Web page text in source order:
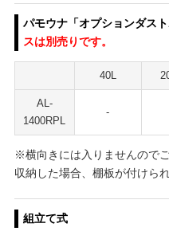
パモウナ「オプションダス
スは別売りです。
40L
AL-
1400RPL
-
※横向きには入りませんので
収納した場合、棚板が付けら
組立て式